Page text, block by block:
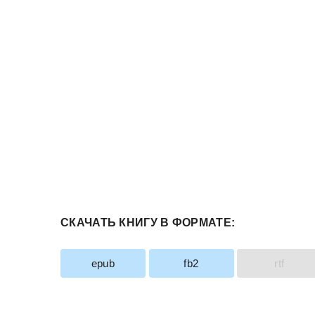
СКАЧАТЬ КНИГУ В ФОРМАТЕ:
epub fb2 rtf